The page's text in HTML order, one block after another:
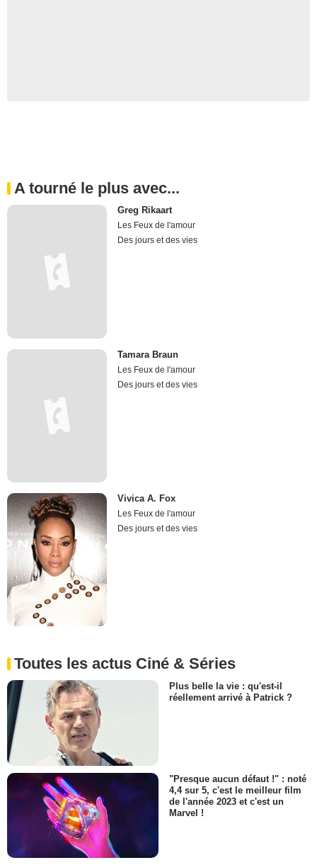
A tourné le plus avec...
Greg Rikaart
Les Feux de l'amour
Des jours et des vies
Tamara Braun
Les Feux de l'amour
Des jours et des vies
Vivica A. Fox
Les Feux de l'amour
Des jours et des vies
Toutes les actus Ciné & Séries
Plus belle la vie : qu'est-il
réellement arrivé à Patrick ?
"Presque aucun défaut !" : noté
4,4 sur 5, c'est le meilleur film
de l'année 2023 et c'est un
Marvel !